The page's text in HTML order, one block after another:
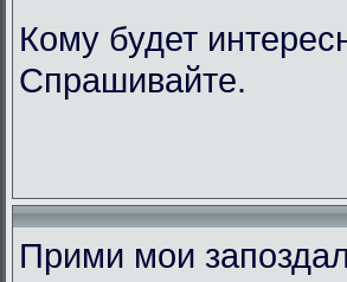
Кому будет
Спрашивайте.
Прими мои